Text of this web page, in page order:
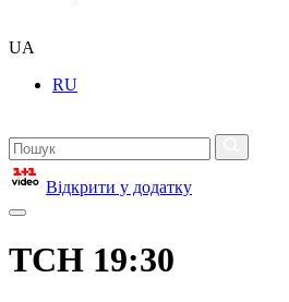
UA
RU
Відкрити у додатку
ТСН 19:30